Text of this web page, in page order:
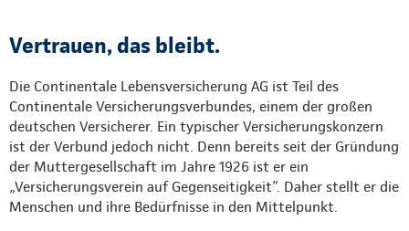
Vertrauen, das bleibt.
Die Continentale Lebensversicherung AG ist Teil des
Continentale Versicherungsverbundes, einem der großen
deutschen Versicherer. Ein typischer Versicherungskonzern
ist der Verbund jedoch nicht. Denn bereits seit der Gründung
der Muttergesellschaft im Jahre 1926 ist er ein
„Versicherungsverein auf Gegenseitigkeit”. Daher stellt er die
Menschen und ihre Bedürfnisse in den Mittelpunkt.